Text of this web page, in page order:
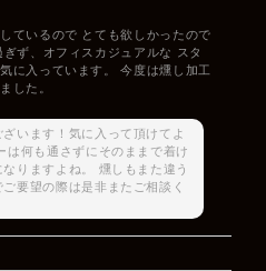
ているので とても欲しかったので
ず、オフィスカジュアルな スタ
に入っています。 今度は燻し加工
した。
います！気に入って頂けてよ
は何も通さずにそのままで着け
りますよね。 燻しもまた違う
要望の際は是非またご相談く